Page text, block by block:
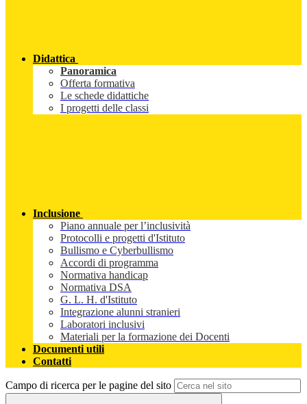
Didattica
Panoramica
Offerta formativa
Le schede didattiche
I progetti delle classi
Inclusione
Piano annuale per l’inclusività
Protocolli e progetti d'Istituto
Bullismo e Cyberbullismo
Accordi di programma
Normativa handicap
Normativa DSA
G. L. H. d'Istituto
Integrazione alunni stranieri
Laboratori inclusivi
Materiali per la formazione dei Docenti
Documenti utili
Contatti
Campo di ricerca per le pagine del sito